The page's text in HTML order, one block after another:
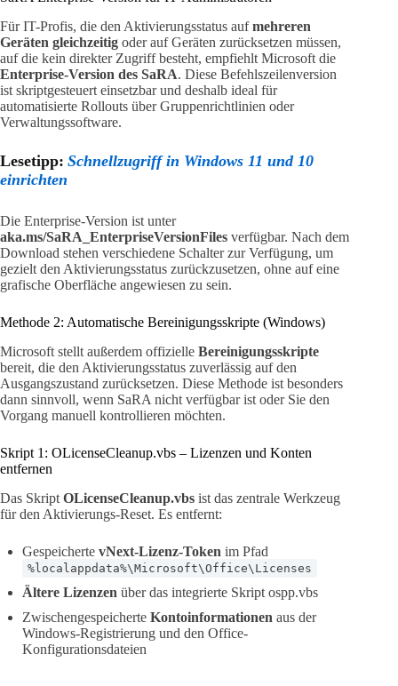
Für IT-Profis, die den Aktivierungsstatus aufmehreren
Geräten gleichzeitig oder auf Geräten zurücksetzen müssen,
auf die kein direkter Zugriff besteht, empfiehlt Microsoft die
Enterprise-Version des SaRA. Diese Befehlszeilenversion
ist skriptgesteuert einsetzbar und deshalb ideal für
automatisierte Rollouts über Gruppenrichtlinien oder
Verwaltungssoftware.
Lesetipp: Schnellzugriff in Windows 11 und 10
einrichten
Die Enterprise-Version ist unter
aka.ms/SaRA_EnterpriseVersionFiles verfügbar. Nach dem
Download stehen verschiedene Schalter zur Verfügung, um
gezielt den Aktivierungsstatus zurückzusetzen, ohne auf eine
grafische Oberfläche angewiesen zu sein.
Methode 2: Automatische Bereinigungsskripte (Windows)
Microsoft stellt außerdem offizielle Bereinigungsskripte
bereit, die den Aktivierungsstatus zuverlässig auf den
Ausgangszustand zurücksetzen. Diese Methode ist besonders
dann sinnvoll, wenn SaRA nicht verfügbar ist oder Sie den
Vorgang manuell kontrollieren möchten.
Skript 1: OLicenseCleanup.vbs – Lizenzen und Konten
entfernen
Das Skript OLicenseCleanup.vbs ist das zentrale Werkzeug
für den Aktivierungs-Reset. Es entfernt:
Gespeicherte vNext-Lizenz-Token im Pfad
%localappdata%\Microsoft\Office\Licenses
Ältere Lizenzen über das integrierte Skript ospp.vbs
Zwischengespeicherte Kontoinformationen aus der
Windows-Registrierung und den Office-
Konfigurationsdateien